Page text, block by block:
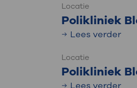
Locatie
Polikliniek
Lees verder
Locatie
Polikliniek
Lees verder